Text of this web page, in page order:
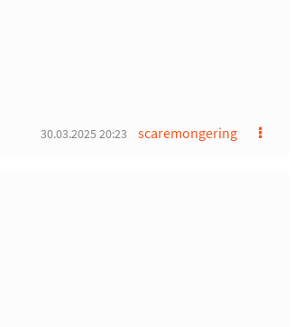
scaremongering
30.03.2025 20:23